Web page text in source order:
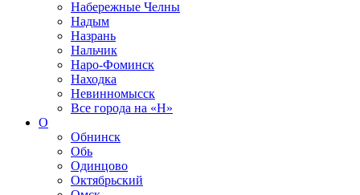
Набережные Челны
Надым
Назрань
Нальчик
Наро-Фоминск
Находка
Невинномысск
Все города на «Н»
О
Обнинск
Обь
Одинцово
Октябрьский